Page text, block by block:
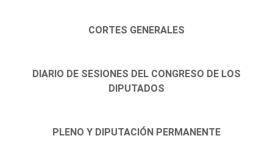
CORTES GENERALES
DIARIO DE SESIONES DEL CONGRESO DE LOS
DIPUTADOS
PLENO Y DIPUTACIÓN PERMANENTE